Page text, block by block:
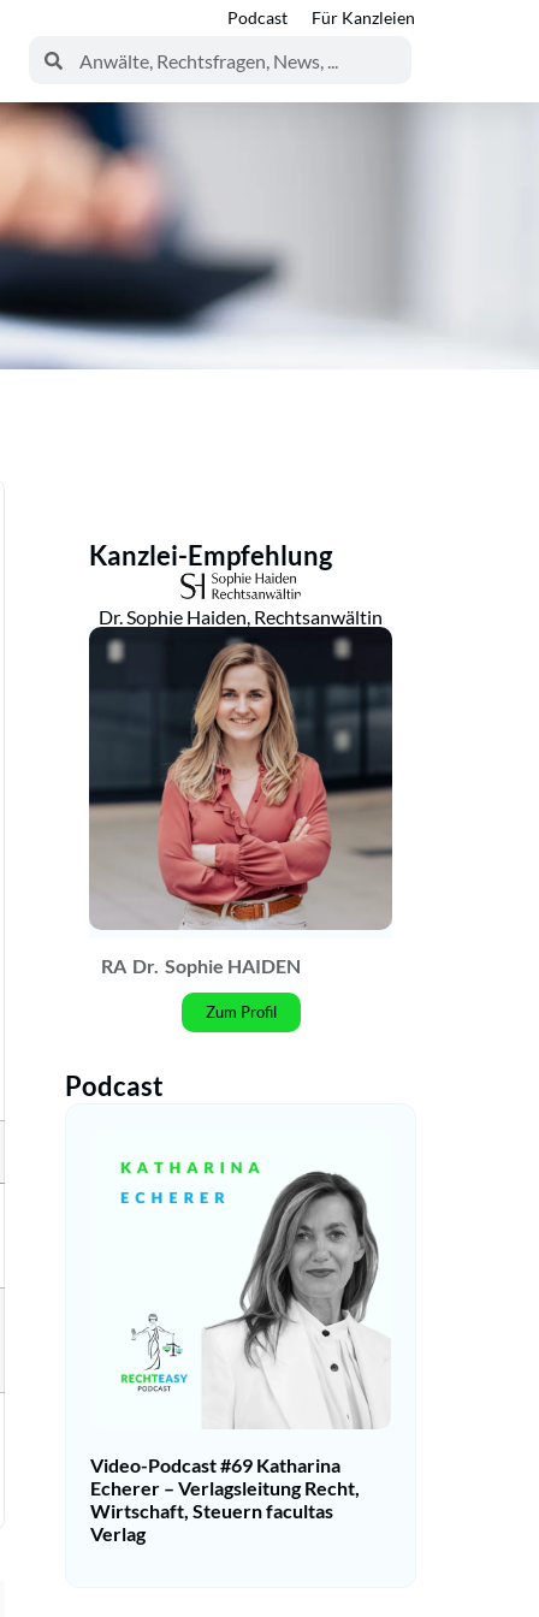
Podcast Für Kanzleien
Kanzlei-Empfehlung
Dr. Sophie Haiden, Rechtsanwältin
RA Dr. Sophie HAIDEN
Zum Profil
Podcast
Video-Podcast #69 Katharina
Echerer – Verlagsleitung Recht,
Wirtschaft, Steuern facultas
Verlag